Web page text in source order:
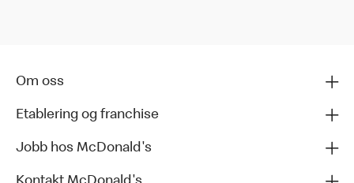
Om oss
Etablering og franchise
Jobb hos McDonald's